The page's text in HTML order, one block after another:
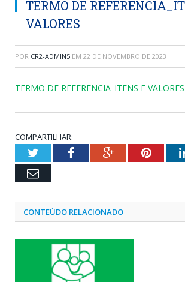
TERMO DE
VALORES
POR CR2-ADMIN5 EM 22 DE NOVEMBRO DE 2023
TERMO DE REFERENCIA_ITENS E VALORES
COMPARTILHAR:
TwitterFacebookGoogle+
Email
CONTEÚDO RELACIONADO